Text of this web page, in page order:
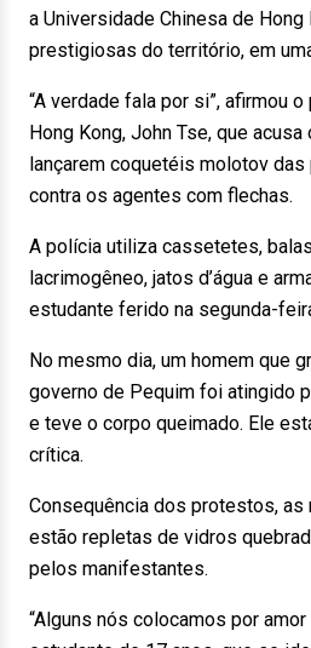
a Universidade Chinesa de Hong
prestigiosas do território, em
“A verdade fala por si”, afirmou
Hong Kong, John Tse, que acusa
lançarem coquetéis molotov
contra os agentes com flechas.
A polícia utiliza cassetetes,
lacrimogêneo, jatos d’água e
estudante ferido na segunda-
No mesmo dia, um homem que
governo de Pequim foi atingido
e teve o corpo queimado. Ele
crítica.
Consequência dos protestos, as
estão repletas de vidros
pelos manifestantes.
“Alguns nós colocamos por